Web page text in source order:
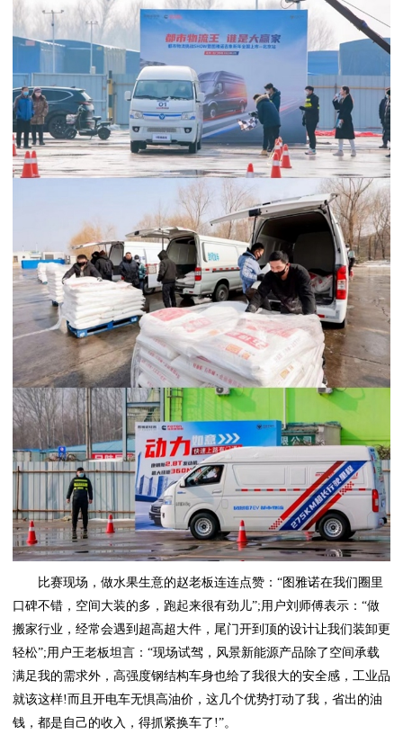
比赛现场，做水果生意的赵老板连连点赞：“图雅诺在我们圈里
口碑不错，空间大装的多，跑起来很有劲儿”;用户刘师傅表示：“做
搬家行业，经常会遇到超高超大件，尾门开到顶的设计让我们装卸更
轻松”;用户王老板坦言：“现场试驾，风景新能源产品除了空间承载
满足我的需求外，高强度钢结构车身也给了我很大的安全感，工业品
就该这样!而且开电车无惧高油价，这几个优势打动了我，省出的油
钱，都是自己的收入，得抓紧换车了!”。